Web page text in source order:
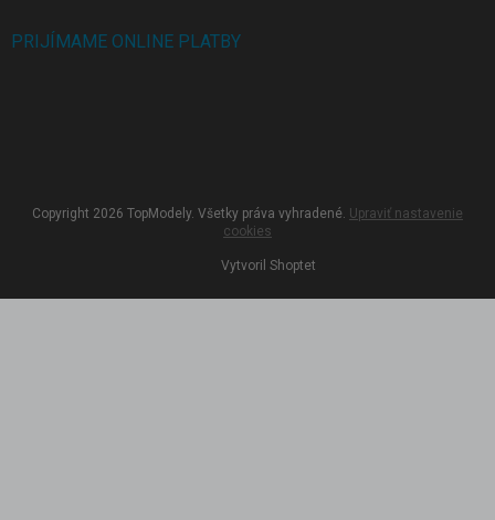
PRIJÍMAME ONLINE PLATBY
Vytvoril Shoptet
Copyright 2026 TopModely. Všetky práva vyhradené. Upraviť nastavenie
cookies